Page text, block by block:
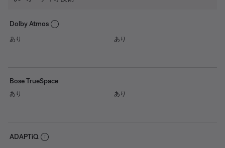
Dolby Atmos
あり
Bose TrueSpace
あり
ADAPTiQ
あり
あり